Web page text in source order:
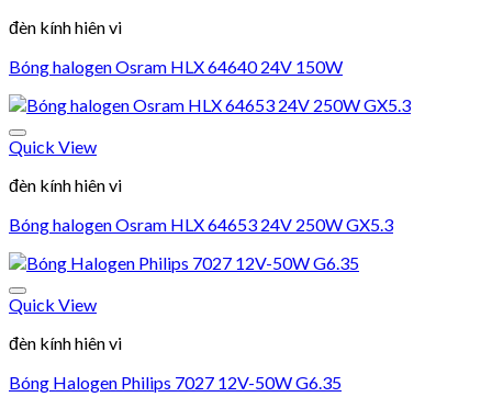
đèn kính hiên vi
Bóng halogen Osram HLX 64640 24V 150W
Quick View
đèn kính hiên vi
Bóng halogen Osram HLX 64653 24V 250W GX5.3
Quick View
đèn kính hiên vi
Bóng Halogen Philips 7027 12V-50W G6.35